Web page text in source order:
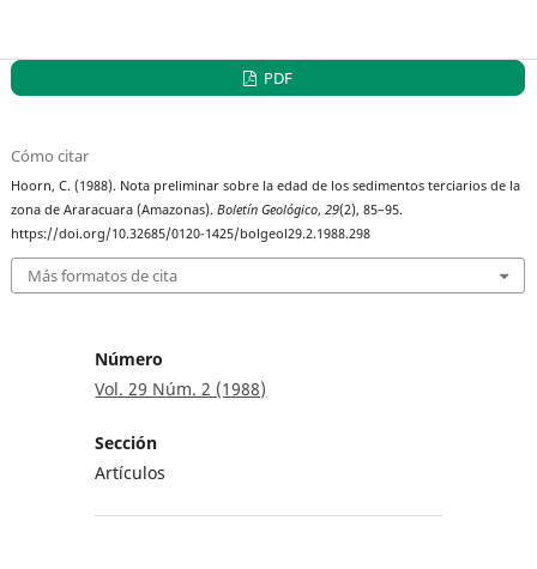
PDF
Cómo citar
Hoorn, C. (1988). Nota preliminar sobre la edad de los sedimentos terciarios de la
zona de Araracuara (Amazonas).Boletín Geológico,29(2), 85–95.
https://doi.org/10.32685/0120-1425/bolgeol29.2.1988.298
Más formatos de cita
Número
Vol. 29 Núm. 2 (1988)
Sección
Artículos